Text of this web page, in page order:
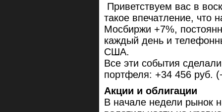
Приветствуем вас в
такое впечатление, что
Мосбиржи +7%,
каждый день и
США.
Все эти события
портфеля: +34 456 руб.
Акции и облигации
В начале недели рынок